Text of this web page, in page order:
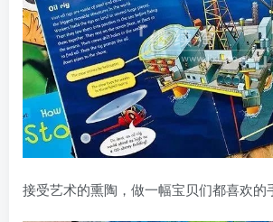
接受艺术的熏陶，做一幅宝贝们都喜欢的